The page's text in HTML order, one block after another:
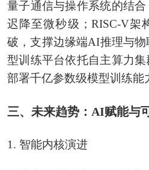
量子通信与操作系统的结
迟降至微秒级；RISC-V架
破，支撑边缘端AI推理与
型训练平台依托自主算力
部署千亿参数级模型训练能
三、未来趋势：AI赋能与
1. 智能内核演进